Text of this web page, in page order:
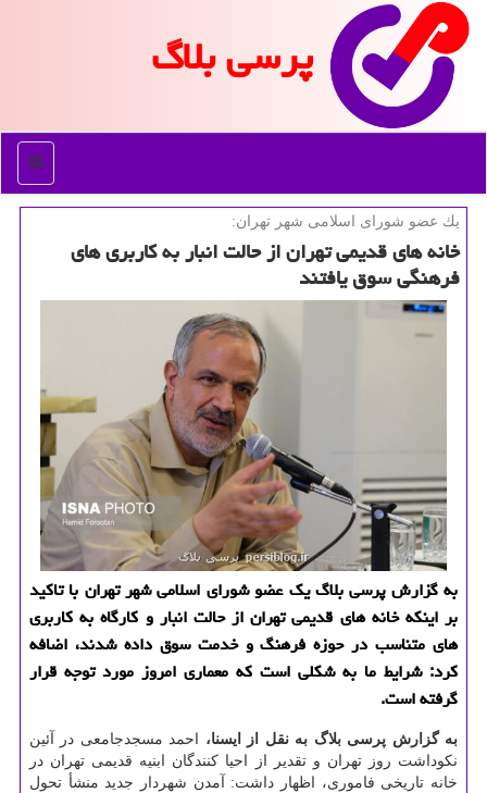
پرسی بلاگ
منو
یك عضو شورای اسلامی شهر تهران:
خانه های قدیمی تهران از حالت انبار به كاربری های
فرهنگی سوق یافتند
به گزارش پرسی بلاگ یك عضو شورای اسلامی شهر تهران با تاكید
بر اینكه خانه های قدیمی تهران از حالت انبار و كارگاه به كاربری
های متناسب در حوزه فرهنگ و خدمت سوق داده شدند، اضافه
كرد: شرایط ما به شكلی است كه معماری امروز مورد توجه قرار
گرفته است.
به گزارش پرسی بلاگ به نقل از ایسنا،
احمد مسجدجامعی در آئین
نكوداشت روز تهران و تقدیر از احیا كنندگان ابنیه قدیمی تهران در
خانه تاریخی فاموری، اظهار داشت: آمدن شهردار جدید منشأ تحول